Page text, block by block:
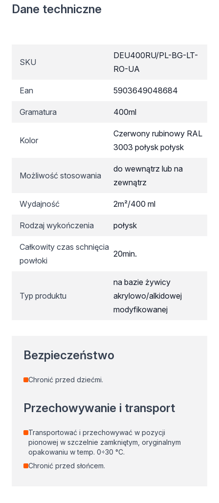
Dane techniczne
SKU
DEU400RU/PL-BG-LT-
RO-UA
Ean 5903649048684
Gramatura 400ml
Kolor
Czerwony rubinowy RAL
3003 połysk połysk
Możliwość stosowania
do wewnątrz lub na
zewnątrz
Wydajność 2m²/400 ml
Rodzaj wykończenia połysk
Całkowity czas schnięcia
powłoki
20min.
Typ produktu
na bazie żywicy
akrylowo/alkidowej
modyfikowanej
Bezpieczeństwo
Chronić przed dziećmi.
Przechowywanie i transport
Transportować i przechowywać w pozycji
pionowej w szczelnie zamkniętym, oryginalnym
opakowaniu w temp. 0÷30 °C.
Chronić przed słońcem.